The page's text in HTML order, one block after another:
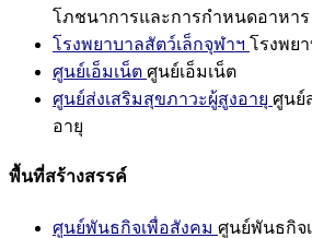
โภชนาการและการกำหนดอาหาร
โรงพยาบาลสัตว์เล็กจุฬาฯ โรงพย
ศูนย์เอ็มเน็ต ศูนย์เอ็มเน็ต
ศูนย์ส่งเสริมสุขภาวะผู้สูงอายุ ศูนย์
อายุ
พื้นที่สร้างสรรค์
ศูนย์พันธกิจเพื่อสังคม ศูนย์พันธกิจ